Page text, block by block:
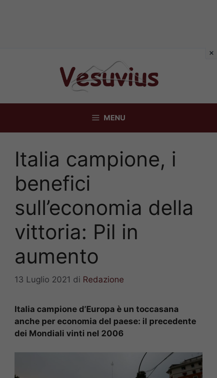
MENU
Italia campione, i
benefici
sull’economia della
vittoria: Pil in
aumento
13 Luglio 2021 di Redazione
Italia campione d’Europa è un toccasana
anche per economia del paese: il precedente
dei Mondiali vinti nel 2006